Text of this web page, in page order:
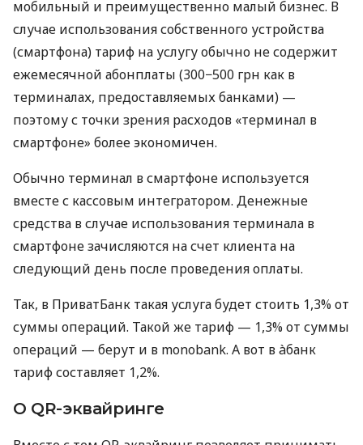
мобильный и преимущественно малый бизнес. В
случае использования собственного устройства
(смартфона) тариф на услугу обычно не содержит
ежемесячной абонплаты (300−500 грн как в
терминалах, предоставляемых банками) —
поэтому с точки зрения расходов «терминал в
смартфоне» более экономичен.
Обычно терминал в смартфоне используется
вместе с кассовым интегратором. Денежные
средства в случае использования терминала в
смартфоне зачисляются на счет клиента на
следующий день после проведения оплаты.
Так, в ПриватБанк такая услуга будет стоить 1,3% от
суммы операций. Такой же тариф — 1,3% от суммы
операций — берут и в monobank. А вот в àбанк
тариф составляет 1,2%.
О QR-эквайринге